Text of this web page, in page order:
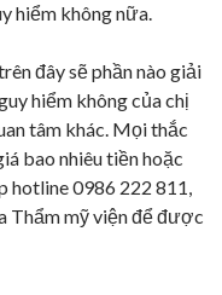
hiểm không nữa.
đây sẽ phần nào giải
hiểm không của chị
tâm khác. Mọi thắc
bao nhiêu tiền hoặc
hotline 0986 222 811,
Thẩm mỹ viện để được